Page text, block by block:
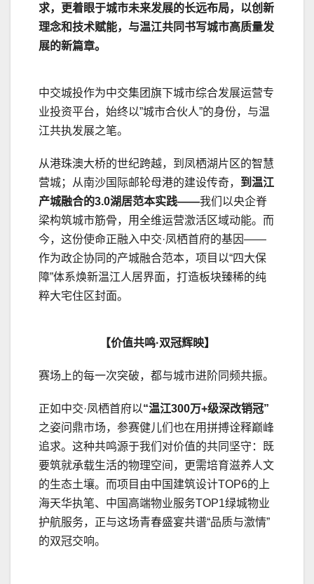
求，更着眼于城市未来发展的长远布局，以创新
理念和技术赋能，与温江共同书写城市高质量发
展的新篇章。
中交城投作为中交集团旗下城市综合发展运营专
业投资平台，始终以”城市合伙人”的身份，与温
江共执发展之笔。
从港珠澳大桥的世纪跨越，到凤栖湖片区的智慧
营城；从南沙国际邮轮母港的建设传奇， 到温江
产城融合的3.0湖居范本实践——我们以央企脊
梁构筑城市筋骨，用全维运营激活区域动能。而
今，这份使命正融入中交·凤栖首府的基因——
作为政企协同的产城融合范本，项目以“四大保
障”体系焕新温江人居界面，打造板块臻稀的纯
粹大宅住区封面。
【价值共鸣·双冠辉映】
赛场上的每一次突破，都与城市进阶同频共振。
正如中交·凤栖首府以“温江300万+级深改销冠”
之姿问鼎市场，参赛健儿们也在用拼搏诠释巅峰
追求。这种共鸣源于我们对价值的共同坚守：既
要筑就承载生活的物理空间，更需培育滋养人文
的生态土壤。而项目由中国建筑设计TOP6的上
海天华执笔、中国高端物业服务TOP1绿城物业
护航服务，正与这场青春盛宴共谱“品质与激情”
的双冠交响。